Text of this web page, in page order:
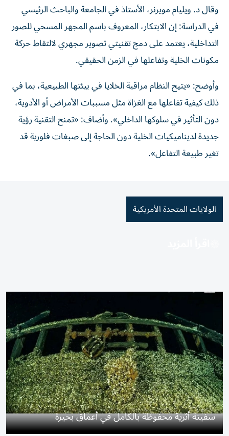
وقال د. ويليام مويرنر، الأستاذ في الجامعة والباحث الرئيسي
في الدراسة: إن الابتكار، المعروف باسم المجهر المسحي للصور
التداخلية، يعتمد على دمج تقنيتي تصوير مجهري لالتقاط حركة
مكونات الخلية وتفاعلها في الزمن الحقيقي.
وأوضح: «يتيح النظام مراقبة الخلايا في بيئتها الطبيعية، بما في
ذلك كيفية تفاعلها مع الغزاة مثل مسببات الأمراض أو الأدوية،
دون التأثير في سلوكها الداخلي». وأضاف: «تمنح التقنية رؤية
جديدة لديناميكيات الخلية دون الحاجة إلى صبغات فلورية قد
تغير طبيعة التفاعل».
الولايات المتحدة الأمريكية
سفينة أثرية محفوظة بالكامل في أعماق بحيرة